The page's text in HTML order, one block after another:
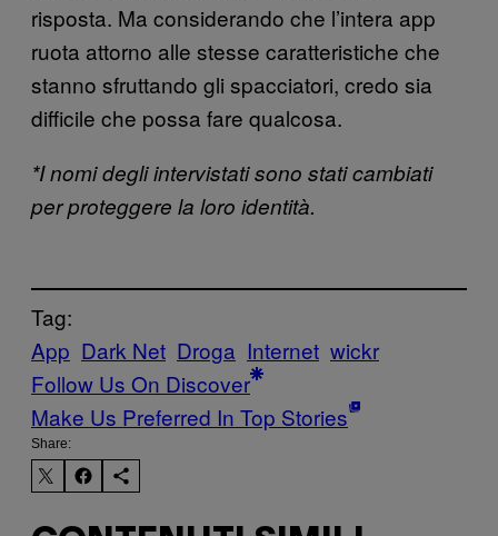
risposta. Ma considerando che l’intera app
ruota attorno alle stesse caratteristiche che
stanno sfruttando gli spacciatori, credo sia
difficile che possa fare qualcosa.
*I nomi degli intervistati sono stati cambiati
per proteggere la loro identità.
Tag:
App Dark Net Droga Internet wickr
Follow Us On Discover
Make Us Preferred In Top Stories
Share: